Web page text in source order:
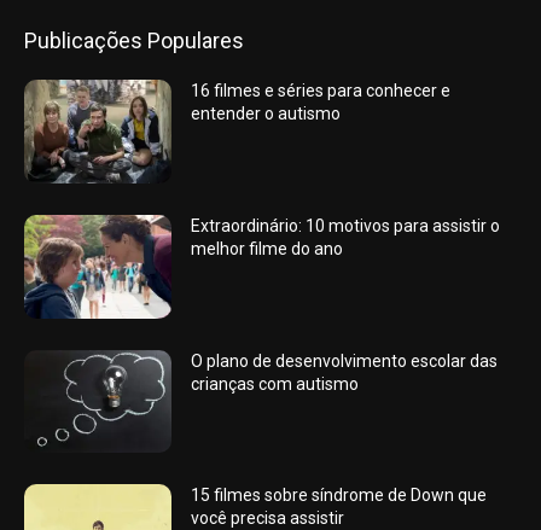
Publicações Populares
16 filmes e séries para conhecer e
entender o autismo
Extraordinário: 10 motivos para assistir o
melhor filme do ano
O plano de desenvolvimento escolar das
crianças com autismo
15 filmes sobre síndrome de Down que
você precisa assistir